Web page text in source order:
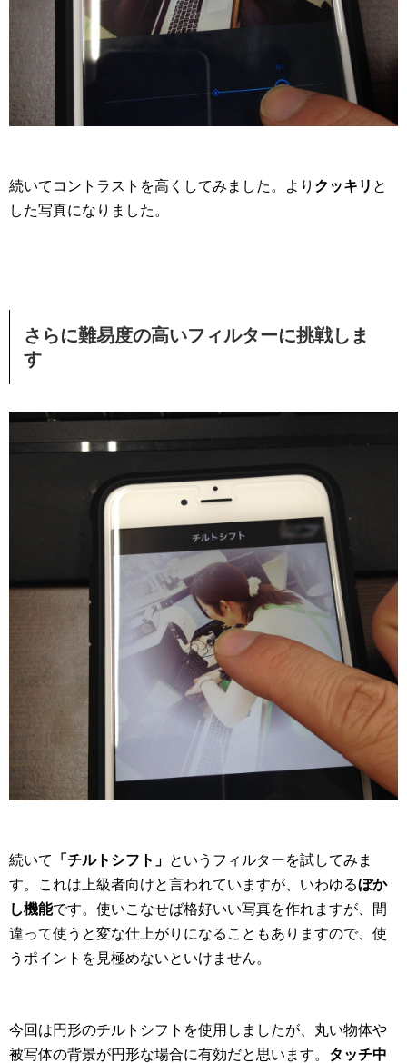
続いてコントラストを高くしてみました。より クッキリ と
した写真になりました。
さらに難易度の高いフィルターに挑戦しま
す
続いて 「チルトシフト」 というフィルターを試してみま
す。これは上級者向けと言われていますが、いわゆるぼか
し機能です。使いこなせば格好いい写真を作れますが、間
違って使うと変な仕上がりになることもありますので、使
うポイントを見極めないといけません。
今回は円形のチルトシフトを使用しましたが、丸い物体や
被写体の背景が円形な場合に有効だと思います。 タッチ中